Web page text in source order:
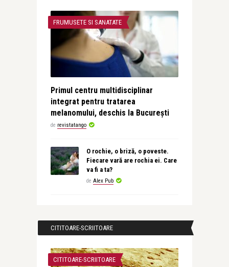
FRUMUSETE SI SANATATE
Primul centru multidisciplinar
integrat pentru tratarea
melanomului, deschis la București
de revistatango
O rochie, o briză, o poveste.
Fiecare vară are rochia ei. Care
va fi a ta?
de Alex Pub
CITITOARE-SCRIITOARE
CITITOARE-SCRIITOARE